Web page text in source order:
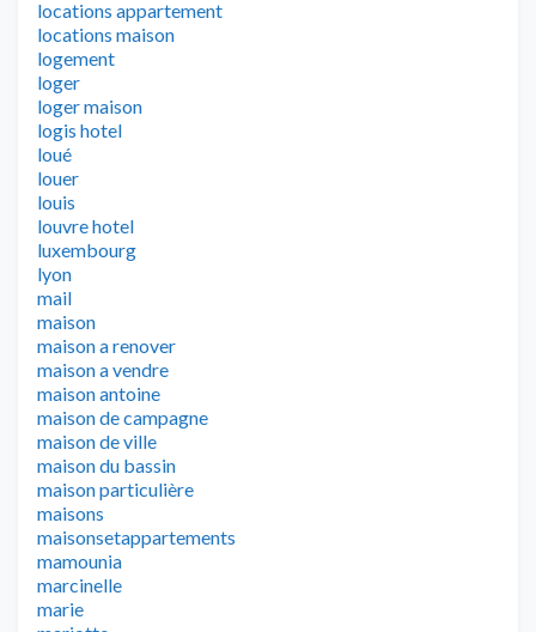
locations appartement
locations maison
logement
loger
loger maison
logis hotel
loué
louer
louis
louvre hotel
luxembourg
lyon
mail
maison
maison a renover
maison a vendre
maison antoine
maison de campagne
maison de ville
maison du bassin
maison particulière
maisons
maisonsetappartements
mamounia
marcinelle
marie